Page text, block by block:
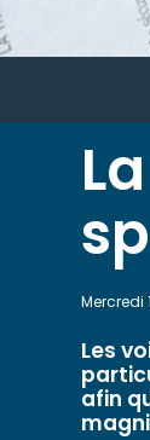
Mercredi
Les
afin